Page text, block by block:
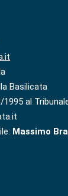
Basilicata
al
Massimo